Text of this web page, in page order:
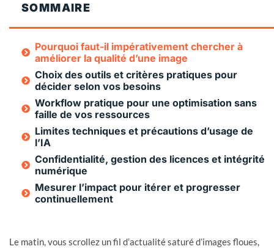
Le matin, vous scrollez un fil d’actualité saturé d’images floues,
SOMMAIRE
Pourquoi faut-il impérativement chercher à
améliorer la qualité d’une image
Choix des outils et critères pratiques pour
décider selon vos besoins
Workflow pratique pour une optimisation sans
faille de vos ressources
Limites techniques et précautions d’usage de
l’IA
Confidentialité, gestion des licences et intégrité
numérique
Mesurer l’impact pour itérer et progresser
continuellement